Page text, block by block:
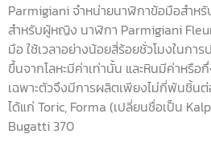
Parmigiani จำหน่ายนาฬิกาข้อมือสำห
สำหรับผู้หญิง นาฬิกา Parmigiani
มือ ใช้เวลาอย่างน้อยสี่ร้อยชั่วโมงในกา
ขึ้นจากโลหะมีค่าเท่านั้น และหินมีค่าหรื
เฉพาะตัวจึงมีการผลิตเพียงไม่กี่พันชิ้น
ได้แก่ Toric, Forma (เปลี่ยนชื่อเป็น
Bugatti 370